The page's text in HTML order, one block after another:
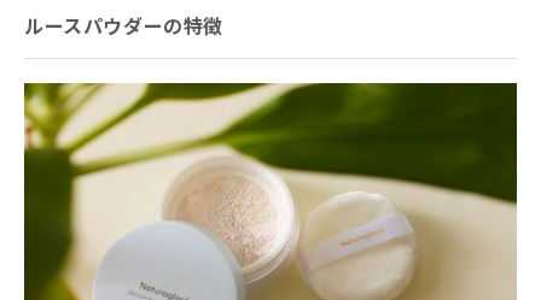
ルースパウダーの特徴